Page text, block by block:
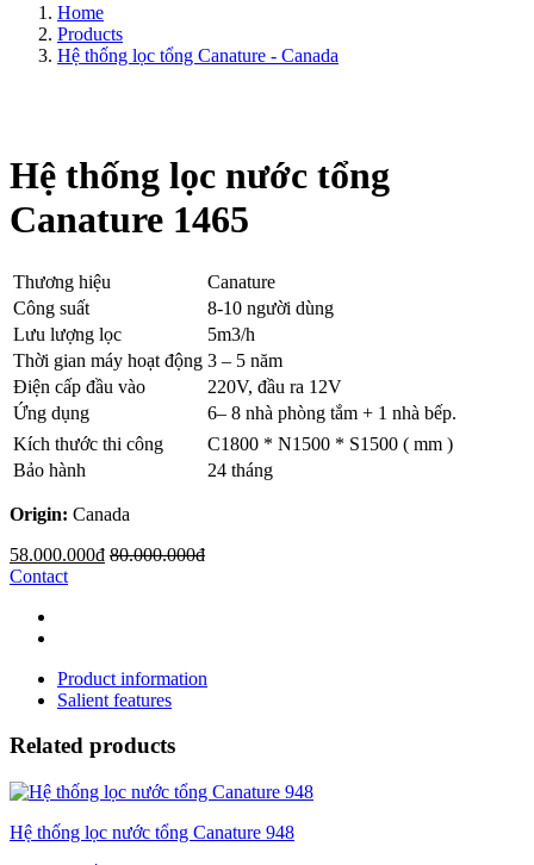
Home
Products
Hệ thống lọc tổng Canature - Canada
Hệ thống lọc nước tổng
Canature 1465
Thương hiệu
Canature
Công suất
8-10 người dùng
Lưu lượng lọc
5m3/h
Thời gian máy hoạt động 3 – 5 năm
Điện cấp đầu vào
220V, đầu ra 12V
Ứng dụng
6– 8 nhà phòng tắm + 1 nhà bếp.
Kích thước thi công
C1800 * N1500 * S1500 ( mm )
Bảo hành
24 tháng
Origin: Canada
58.000.000đ 80.000.000đ
Contact
Product information
Salient features
Related products
Hệ thống lọc nước tổng Canature 948